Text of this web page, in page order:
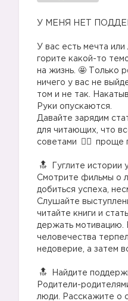
У МЕНЯ НЕТ
У вас есть мечта
горите какой-то
на жизнь. 🤩 Только
ничего у вас не
том и не так.
Руки опускаются.
Давайте зарядим
для читающих, что
советами
проще
Гуглите истории
Смотрите фильмы о
добиться успеха,
Слушайте
читайте книги и
держать
человечества
недоверие, а затем
Найдите
Родители-
люди. Расскажите о